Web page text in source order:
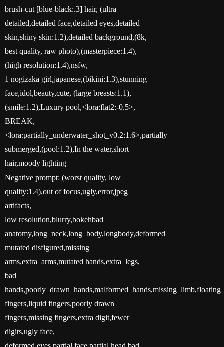
brush-cut [blue-black:.3] hair, (ultra
detailed,detailed face,detailed eyes,detailed
skin,shiny skin:1.2),detailed background,(8k,
best quality, raw photo),(masterpiece:1.4),
(high resolution:1.4),nsfw,
1 nogizaka girl,japanese,(bikini:1.3),stunning
face,idol,beauty,cute, (large breasts:1.1),
(smile:1.2),Luxury pool,<lora:flat2:-0.5>,
BREAK,
<lora:partially_underwater_shot_v0.2:1.6>,partially
submerged,(pool:1.2),In the water,short
hair,moody lighting
Negative prompt: (worst quality, low
quality:1.4),out of focus,ugly,error,jpeg
artifacts,
low resolution,blurry,bokehbad
anatomy,long_neck,long_body,longbody,deformed
mutated disfigured,missing
arms,extra_arms,mutated hands,extra_legs,
bad
fingers,liquid fingers,poorly drawn
fingers,missing fingers,extra digit,fewer
digits,ugly face,